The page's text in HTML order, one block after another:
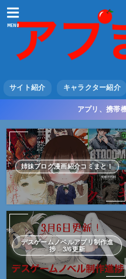
MENU
サイト紹介 キャラクター紹介
アプリ、携帯
姉妹ブログ漫画紹介コミまと！
デスゲームノベルアプリ制作進
捗 3/6更新